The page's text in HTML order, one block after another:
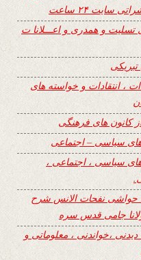
سایت ۲۴ ساعت
تسلیت و همدری و اعـــلانا ت
تبریکی
، انتقادات و خواسته های
کانون های فرهنگی
سیاسی – اجتماعی
سیاسی ، اجتماعی ،
حواشی نفحات الانس شرح
جامی قدس سره
،خواندنی ، معلوماتی و